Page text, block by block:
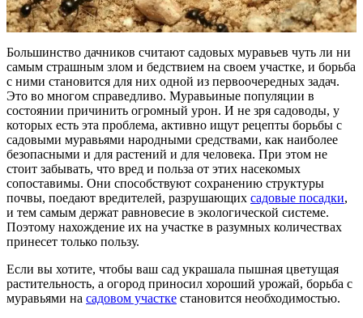
Большинство дачников считают садовых муравьев чуть ли ни
самым страшным злом и бедствием на своем участке, и борьба
с ними становится для них одной из первоочередных задач.
Это во многом справедливо. Муравьиные популяции в
состоянии причинить огромный урон. И не зря садоводы, у
которых есть эта проблема, активно ищут рецепты борьбы с
садовыми муравьями народными средствами, как наиболее
безопасными и для растений и для человека. При этом не
стоит забывать, что вред и польза от этих насекомых
сопоставимы. Они способствуют сохранению структуры
почвы, поедают вредителей, разрушающих садовые посадки,
и тем самым держат равновесие в экологической системе.
Поэтому нахождение их на участке в разумных количествах
принесет только пользу.
Если вы хотите, чтобы ваш сад украшала пышная цветущая
растительность, а огород приносил хороший урожай, борьба с
муравьями на садовом участке становится необходимостью.